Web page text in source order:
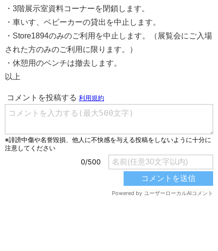
・3階展示室資料コーナーを閉鎖します。
・車いす、ベビーカーの貸出を中止します。
・Store1894のみのご利用を中止します。（展覧会にご入場
された方のみのご利用に限ります。）
・休憩用のベンチは撤去します。
以上